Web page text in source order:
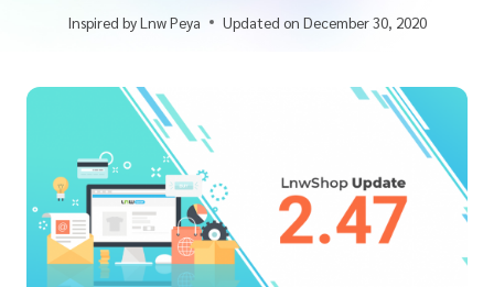
Inspired byLnw Peya Updated on December 30, 2020